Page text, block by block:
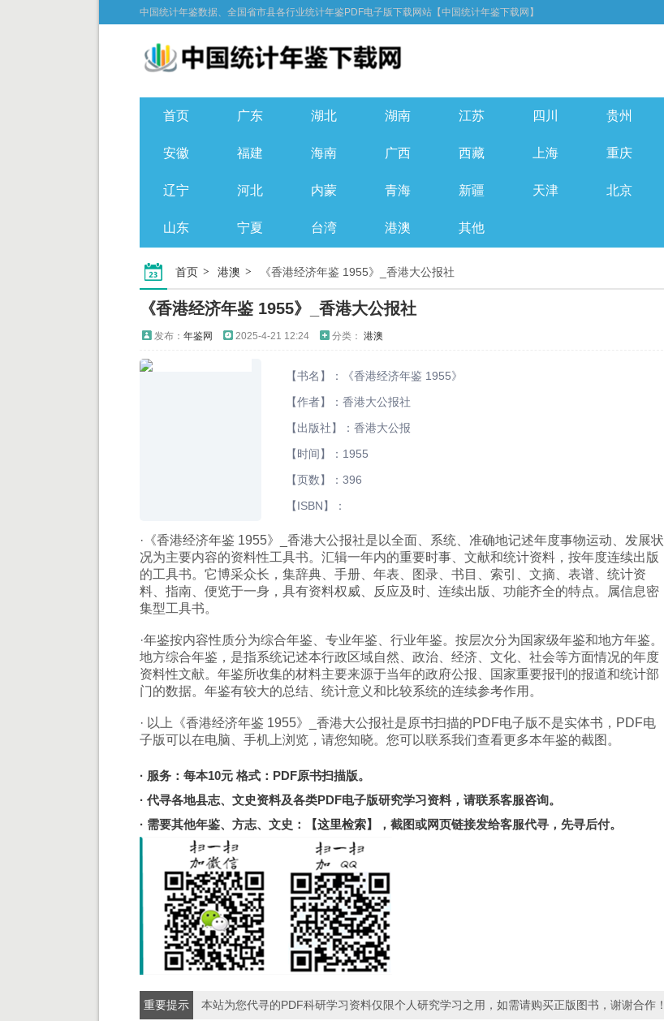
中国统计年鉴数据、全国省市县各行业统计年鉴PDF电子版下载网站【中国统计年鉴下载网】
首页 广东 湖北 湖南 江苏 四川 贵州
安徽 福建 海南 广西 西藏 上海 重庆
辽宁 河北 内蒙 青海 新疆 天津 北京
山东 宁夏 台湾 港澳 其他
首页 港澳 《香港经济年鉴 1955》_香港大公报社
《香港经济年鉴 1955》_香港大公报社
发布： 年鉴网 2025-4-21 12:24 分类： 港澳
【书名】：《香港经济年鉴 1955》
【作者】：香港大公报社
【出版社】：香港大公报
【时间】：1955
【页数】：396
【ISBN】：
·《香港经济年鉴 1955》_香港大公报社是以全面、系统、准确地记述年度事物运动、发展状
况为主要内容的资料性工具书。汇辑一年内的重要时事、文献和统计资料，按年度连续出版
的工具书。它博采众长，集辞典、手册、年表、图录、书目、索引、文摘、表谱、统计资
料、指南、便览于一身，具有资料权威、反应及时、连续出版、功能齐全的特点。属信息密
集型工具书。
·年鉴按内容性质分为综合年鉴、专业年鉴、行业年鉴。按层次分为国家级年鉴和地方年鉴。
地方综合年鉴，是指系统记述本行政区域自然、政治、经济、文化、社会等方面情况的年度
资料性文献。年鉴所收集的材料主要来源于当年的政府公报、国家重要报刊的报道和统计部
门的数据。年鉴有较大的总结、统计意义和比较系统的连续参考作用。
· 以上《香港经济年鉴 1955》_香港大公报社是原书扫描的PDF电子版不是实体书，PDF电
子版可以在电脑、手机上浏览，请您知晓。您可以联系我们查看更多本年鉴的截图。
· 服务：每本10元 格式：PDF原书扫描版。
· 代寻各地县志、文史资料及各类PDF电子版研究学习资料，请联系客服咨询。
· 需要其他年鉴、方志、文史：
【这里检索】 ，截图或网页链接发给客服代寻，先寻后付。
重要提示 本站为您代寻的PDF科研学习资料仅限个人研究学习之用，如需请购买正版图书，谢谢合作！